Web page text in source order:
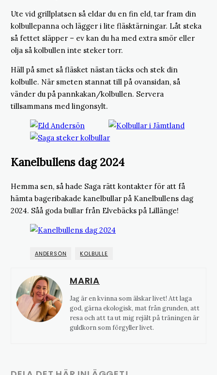
Ute vid grillplatsen så eldar du en fin eld, tar fram din
kolbullepanna och lägger i lite fläsktärningar. Låt steka
så fettet släpper – ev kan du ha med extra smör eller
olja så kolbullen inte steker torr.
Häll på smet så fläsket nästan täcks och stek din
kolbulle. När smeten stannat till på ovansidan, så
vänder du på pannkakan/kolbullen. Servera
tillsammans med lingonsylt.
Kanelbullens dag 2024
Hemma sen, så hade Saga rätt kontakter för att få
hämta bageribakade kanelbullar på Kanelbullens dag
2024. Såå goda bullar från Elvebäcks på Lillänge!
ANDERSÖN KOLBULLE
MARIA
Jag är en kvinna som älskar livet! Att laga
god, gärna ekologisk, mat från grunden, att
resa och att ta ut mig rejält på träningen är
guldkorn som förgyller livet.